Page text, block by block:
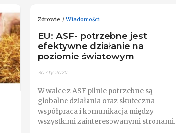
Zdrowie Wiadomości
EU: ASF- potrzebne jest
efektywne działanie na
poziomie światowym
30-sty-2020
W walce z ASF pilnie potrzebne są
globalne działania oraz skuteczna
współpraca i komunikacja między
wszystkimi zainteresowanymi stronami.